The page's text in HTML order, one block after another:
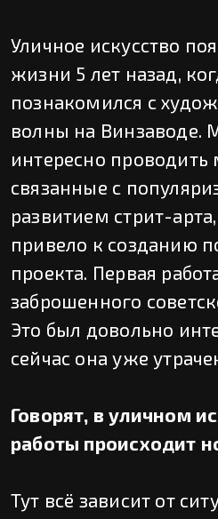
Уличное искусство
жизни 5 лет назад,
познакомился с
волны на Винзаводе.
интересно проводить
связанные с
развитием стрит-
привело к созданию
проекта. Первая
заброшенного
Это был довольно
сейчас она уже
Говорят, в уличном
работы происходит
Тут всё зависит от